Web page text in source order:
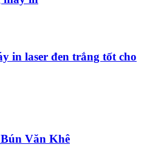
in laser đen trắng tốt cho
Văn Khê